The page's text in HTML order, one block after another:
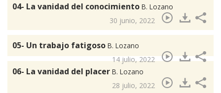
04- La vanidad del conocimiento B. Lozano
30 junio, 2022
05- Un trabajo fatigoso B. Lozano
14 julio, 2022
06- La vanidad del placer B. Lozano
28 julio, 2022